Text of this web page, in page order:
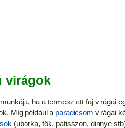
virágok
ha a termesztett faj virágai
Míg például a paradicsom virágai
(uborka, tök, patisszon, dinnye